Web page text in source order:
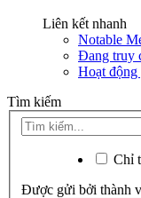
Liên kết nhanh
Notable
Đang truy
Hoạt động
Tìm kiếm
Chỉ
Được gửi bởi thành